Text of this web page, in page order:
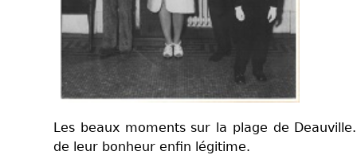
Les beaux moments sur la plage de
de leur bonheur enfin légitime.